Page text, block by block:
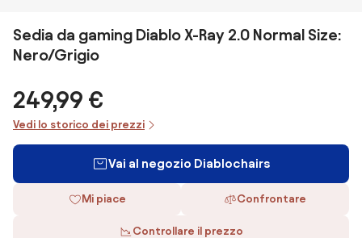
Sedia da gaming Diablo X-Ray 2.0 Normal Size:
Nero/Grigio
249,99 €
Vedi lo storico dei prezzi
Vai al negozio Diablochairs
Mi piace Confrontare
Controllare il prezzo